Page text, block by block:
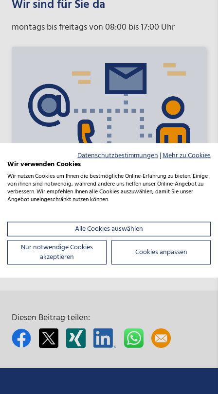
Wir sind für Sie da
montags bis freitags von 08:00 bis 17:00 Uhr
Förderberatung
0511 30031-9333
Diesen Beitrag teilen:
Datenschutzbestimmungen|Mehr zu Cookies
Wir verwenden Cookies
Wir nutzen Cookies um Ihnen die bestmögliche Online-Erfahrung zu bieten. Einige
von ihnen sind notwendig, während andere uns helfen unser Online-Angebot zu
verbessern. Wir empfehlen Ihnen alle Cookies auszuwählen, damit Sie unser
Angebot uneingeschränkt nutzen können.
Alle Cookies auswählen
Nur notwendige Cookies
akzeptieren
Cookies anpassen